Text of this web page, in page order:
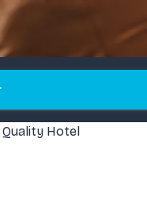
Quality Hotel